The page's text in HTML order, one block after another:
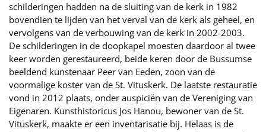
schilderingen hadden na de sluiting van de kerk in 1982
bovendien te lijden van het verval van de kerk als geheel, en
vervolgens van de verbouwing van de kerk in 2002-2003.
De schilderingen in de doopkapel moesten daardoor al twee
keer worden gerestaureerd, beide keren door de Bussumse
beeldend kunstenaar Peer van Eeden, zoon van de
voormalige koster van de St. Vituskerk. De laatste restauratie
vond in 2012 plaats, onder auspiciën van de Vereniging van
Eigenaren. Kunsthistoricus Jos Hanou, bewoner van de St.
Vituskerk, maakte er een inventarisatie bij. Helaas is de